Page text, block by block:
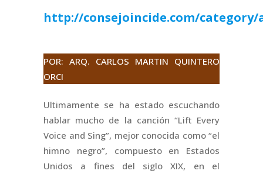
http://consejoincide.com/
POR: ARQ. CARLOS MARTIN QUINTERO
ORCI
Ultimamente se ha estado escuchando
hablar mucho de la canción “Lift Every
Voice and Sing”, mejor conocida como “el
himno negro”, compuesto en Estados
Unidos a fines del siglo XIX, en el